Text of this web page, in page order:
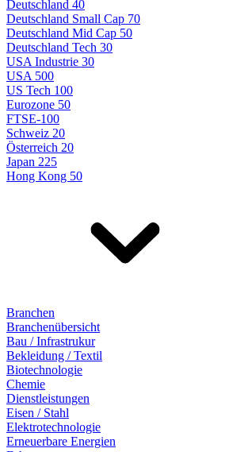
Deutschland 40
Deutschland Small Cap 70
Deutschland Mid Cap 50
Deutschland Tech 30
USA Industrie 30
USA 500
US Tech 100
Eurozone 50
FTSE-100
Schweiz 20
Österreich 20
Japan 225
Hong Kong 50
Branchen
Branchenübersicht
Bau / Infrastrukur
Bekleidung / Textil
Biotechnologie
Chemie
Dienstleistungen
Eisen / Stahl
Elektrotechnologie
Erneuerbare Energien